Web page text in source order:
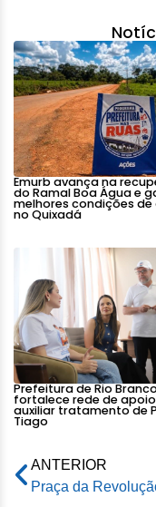
Emurb avança na
do Ramal Boa Água e
melhores condições de
no Quixadá
Prefeitura de Rio
fortalece rede de
auxiliar tratamento de
Tiago
ANTERIOR